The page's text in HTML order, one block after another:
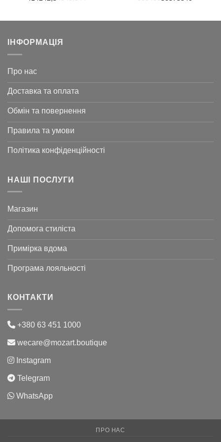
ІНФОРМАЦІЯ
Про нас
Доставка та оплата
Обмін та повернення
Правила та умови
Політика конфіденційності
НАШІ ПОСЛУГИ
Магазин
Допомога стиліста
Примірка вдома
Програма лояльності
КОНТАКТИ
+380 63 451 1000
wecare@mozart.boutique
Instagram
Telegram
WhatsApp
ПРО НАС